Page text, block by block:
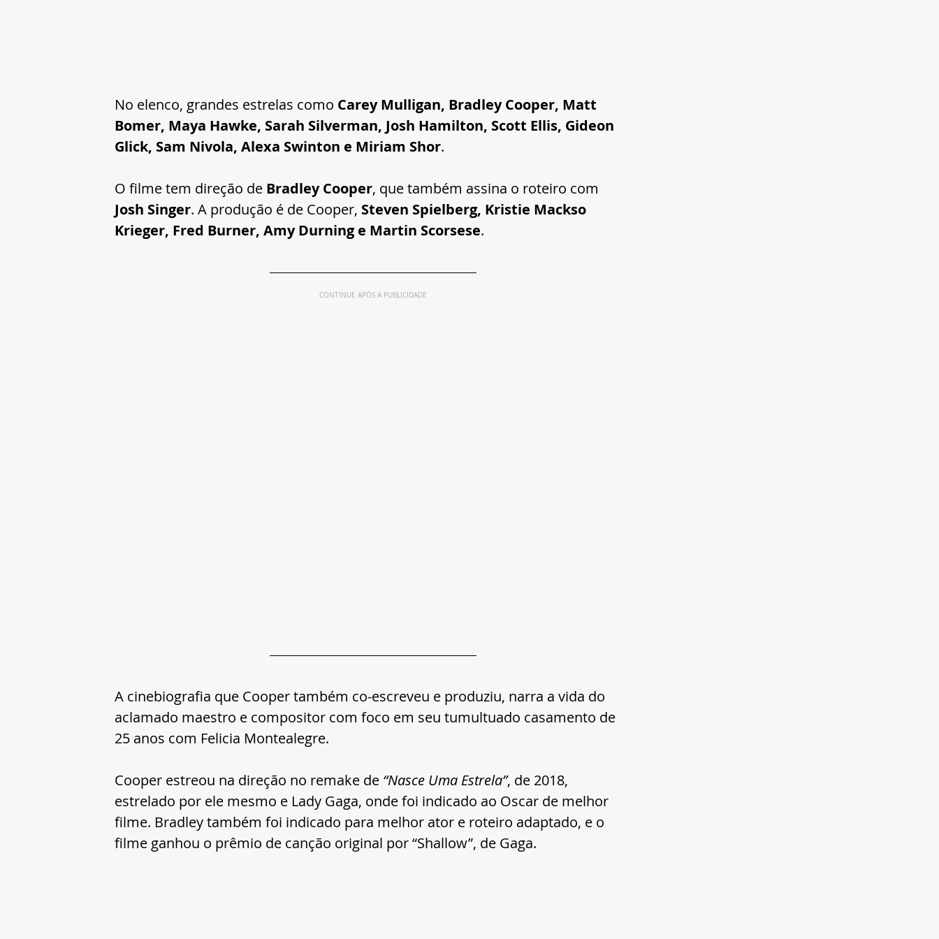
No elenco, grandes estrelas como Carey Mulligan, Bradley Cooper, Matt
Bomer, Maya Hawke, Sarah Silverman, Josh Hamilton, Scott Ellis, Gideon
Glick, Sam Nivola, Alexa Swinton e Miriam Shor.
O filme tem direção de Bradley Cooper, que também assina o roteiro com
Josh Singer. A produção é de Cooper, Steven Spielberg, Kristie Mackso
Krieger, Fred Burner, Amy Durning e Martin Scorsese.
CONTINUE APÓS A PUBLICIDADE
A cinebiografia que Cooper também co-escreveu e produziu, narra a vida do
aclamado maestro e compositor com foco em seu tumultuado casamento de
25 anos com Felicia Montealegre.
Cooper estreou na direção no remake de “Nasce Uma Estrela”, de 2018,
estrelado por ele mesmo e Lady Gaga, onde foi indicado ao Oscar de melhor
filme. Bradley também foi indicado para melhor ator e roteiro adaptado, e o
filme ganhou o prêmio de canção original por “Shallow”, de Gaga.